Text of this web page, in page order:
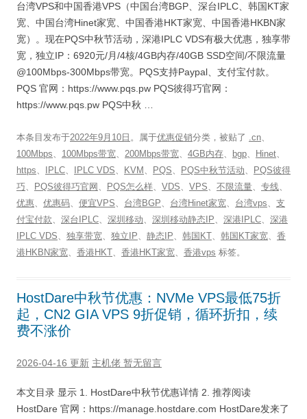
台湾VPS和中国香港VPS（中国台湾BGP、深台IPLC、韩国KT家
宽、中国台湾Hinet家宽、中国香港HKT家宽、中国香港HKBN家
宽）。现在PQS中秋节活动，深港IPLC VDS有极大优惠，独享带
宽，独立IP：6920元/月/4核/4GB内存/40GB SSD空间/不限流量
@100Mbps-300Mbps带宽。PQS支持Paypal、支付宝付款。
PQS 官网：https://www.pqs.pw PQS彼得巧官网：
https://www.pqs.pw PQS中秋 …
本条目发布于2022年9月10日 。属于优惠促销分类，被贴了 .cn、
100Mbps、 100Mbps带宽、 200Mbps带宽、 4GB内存、 bgp、 Hinet、
https、 IPLC、 IPLC VDS、 KVM 、 PQS、 PQS中秋节活动、
PQS彼得
巧、 PQS彼得巧官网 、 PQS怎么样、 VDS、 VPS、 不限流量、 专线、
优惠、 优惠码、 便宜VPS、 台湾BGP、 台湾Hinet家宽、 台湾vps、 支
付宝付款、 深台IPLC、 深圳移动、 深圳移动静态IP、 深港IPLC、 深港
IPLC VDS、 独享带宽、 独立IP、 静态IP、 韩国KT、 韩国KT家宽、 香
港HKBN家宽、 香港HKT、 香港HKT家宽、 香港vps 标签。
HostDare中秋节优惠：NVMe VPS最低75折
起，CN2 GIA VPS 9折促销，循环折扣，续
费不涨价
2026-04-16 更新 主机佬 暂无留言
本文目录 显示 1. HostDare中秋节优惠详情 2. 推荐阅读
HostDare 官网：https://manage.hostdare.com HostDare发来了